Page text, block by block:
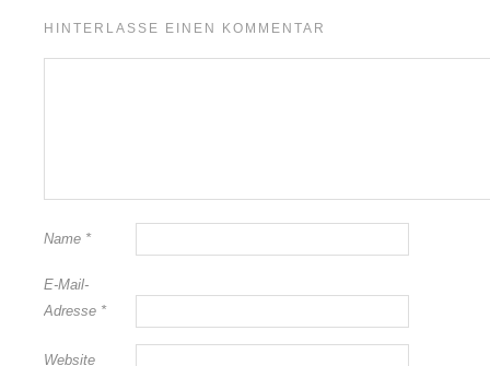
HINTERLASSE EINEN KOMMENTAR
Name *
E-Mail-
Adresse *
Website